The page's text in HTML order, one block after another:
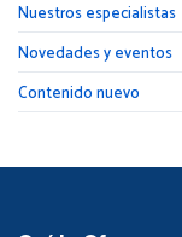
Nuestros especialistas
Novedades y eventos
Contenido nuevo